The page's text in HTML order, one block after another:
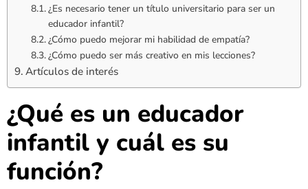
¿Es necesario tener un título universitario para ser un
educador infantil?
¿Cómo puedo mejorar mi habilidad de empatía?
¿Cómo puedo ser más creativo en mis lecciones?
Artículos de interés
¿Qué es un educador
infantil y cuál es su
función?